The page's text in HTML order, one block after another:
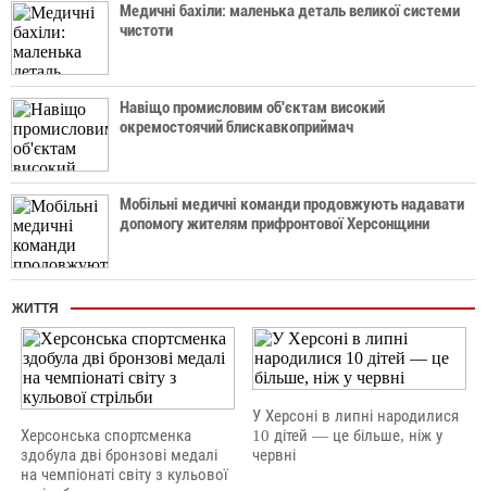
Медичні бахіли: маленька деталь великої системи
чистоти
Навіщо промисловим об'єктам високий
окремостоячий блискавкоприймач
Мобільні медичні команди продовжують надавати
допомогу жителям прифронтової Херсонщини
ЖИТТЯ
Херсонська спортсменка
здобула дві бронзові медалі
на чемпіонаті світу з кульової
У Херсоні в липні народилися
10 дітей — це більше, ніж у
червні